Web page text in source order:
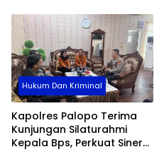
Hukum Dan Kriminal
Kapolres Palopo Terima
Kunjungan Silaturahmi
Kepala Bps, Perkuat Sinergi